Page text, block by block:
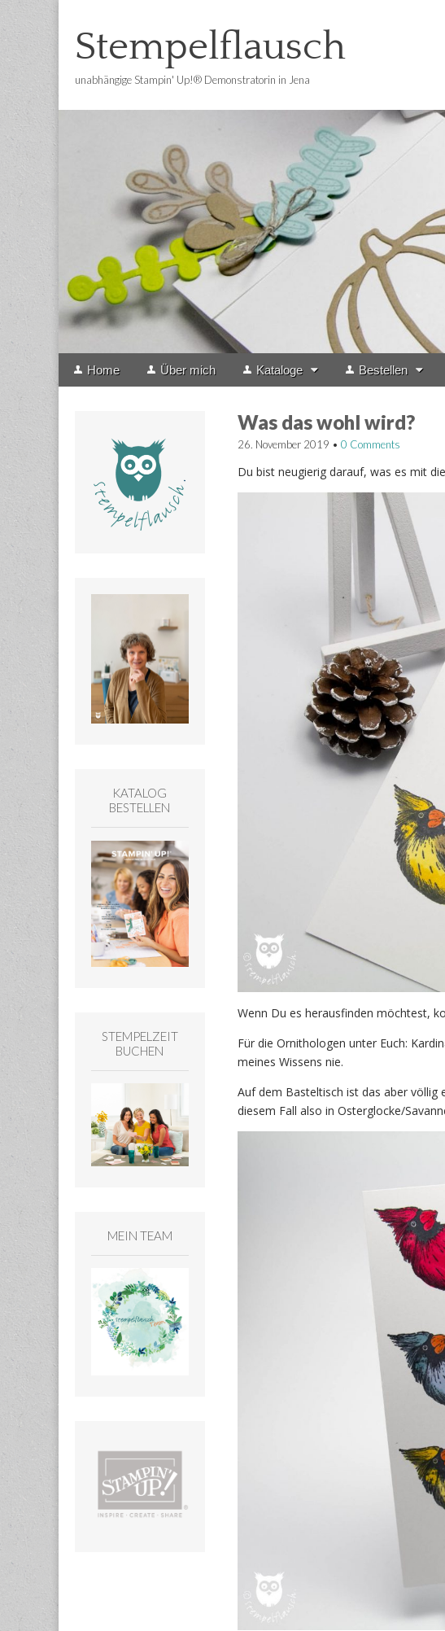
Stempelflausch
unabhängige Stampin' Up!® Demonstratorin in Jena
Main
Skip
Home Über mich Kataloge Bestellen
Was das wohl wird?
26. November 2019 • 0 Comments
Du bist neugierig darauf, was es mit
Wenn Du es herausfinden möchtest,
Für die Ornithologen unter Euch:
meines Wissens nie.
Auf dem Basteltisch ist das aber völlig
diesem Fall also in Osterglocke/
KATALOG
BESTELLEN
STEMPELZEIT
BUCHEN
MEIN TEAM